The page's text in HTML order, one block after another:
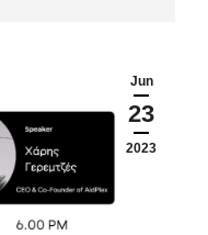
Jun
23
2023